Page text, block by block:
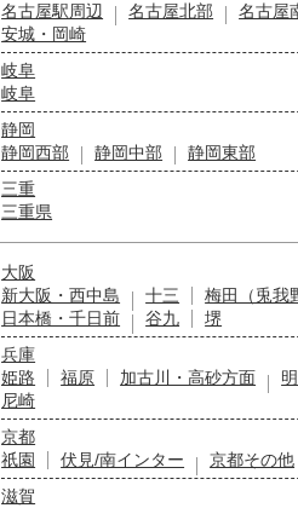
名古屋駅周辺
名古屋北部 名古屋
安城・岡崎
岐阜
岐阜
静岡
静岡西部
静岡中部
静岡東部
三重
三重県
大阪
新大阪・西中島
十三 梅田（兎我
日本橋・千日前
谷九
堺
兵庫
姫路
福原 加古川・高砂方面
尼崎
京都
祇園
伏見/南インター
京都その他
滋賀